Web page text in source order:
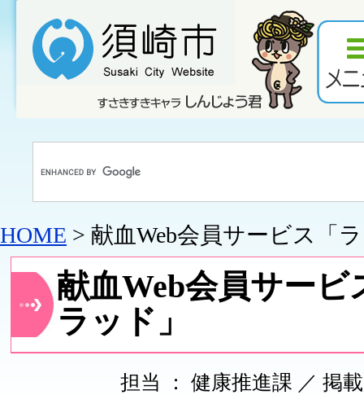
HOME > 献血Web会員サービス「
献血Web会員サービ
ラッド」
担当 ： 健康推進課 ／ 掲